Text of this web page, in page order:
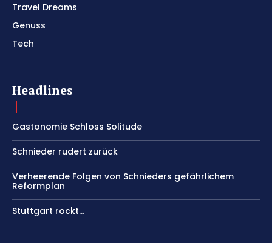
Travel Dreams
Genuss
Tech
Headlines
Gastonomie Schloss Solitude
Schnieder rudert zurück
Verheerende Folgen von Schnieders gefährlichem
Reformplan
Stuttgart rockt…